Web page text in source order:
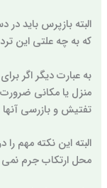
البته بازپرس باید
که به چه علتی این
به عبارت دیگر اگر
منزل یا مکانی ضرورت
تفتیش و بازرسی آنها
البته این نکته مهم
محل ارتکاب جرم نمی